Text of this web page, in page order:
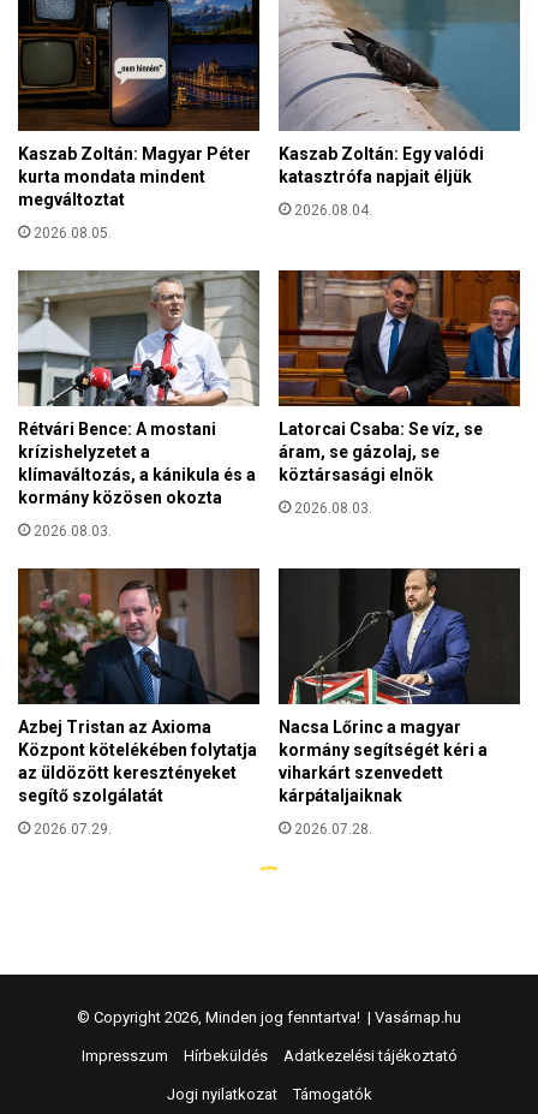
© Copyright 2026, Minden jog fenntartva! | Vasárnap.hu
Impresszum Hírbeküldés Adatkezelési tájékoztató
Jogi nyilatkozat Támogatók